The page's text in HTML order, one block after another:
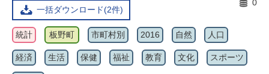
一括ダウンロード(2件)
0
統計 板野町 市町村別 2016 自然 人口
経済 生活 保健 福祉 教育 文化 スポーツ